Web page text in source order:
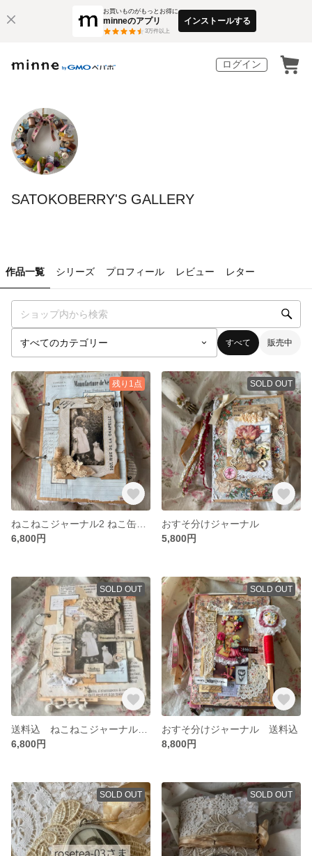
お買いものがもっとお得に
minneのアプリ
3万件以上
インストールする
ログイン
SATOKOBERRY'S GALLERY
作品一覧 シリーズ プロフィール レビュー レター
すべて 販売中
残り1点
6,800円
SOLD OUT
おすそ分けジャーナル
5,800円
SOLD OUT
6,800円
SOLD OUT
おすそ分けジャーナル 送料込
8,800円
SOLD OUT SOLD OUT